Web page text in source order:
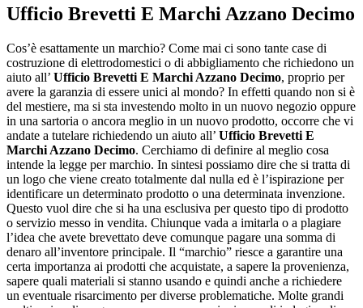
Ufficio Brevetti E Marchi Azzano Decimo
Cos’è esattamente un marchio? Come mai ci sono tante case di
costruzione di elettrodomestici o di abbigliamento che richiedono un
aiuto all’ Ufficio Brevetti E Marchi Azzano Decimo, proprio per
avere la garanzia di essere unici al mondo? In effetti quando non si è
del mestiere, ma si sta investendo molto in un nuovo negozio oppure
in una sartoria o ancora meglio in un nuovo prodotto, occorre che vi
andate a tutelare richiedendo un aiuto all’ Ufficio Brevetti E
Marchi Azzano Decimo. Cerchiamo di definire al meglio cosa
intende la legge per marchio. In sintesi possiamo dire che si tratta di
un logo che viene creato totalmente dal nulla ed è l’ispirazione per
identificare un determinato prodotto o una determinata invenzione.
Questo vuol dire che si ha una esclusiva per questo tipo di prodotto
o servizio messo in vendita. Chiunque vada a imitarla o a plagiare
l’idea che avete brevettato deve comunque pagare una somma di
denaro all’inventore principale. Il “marchio” riesce a garantire una
certa importanza ai prodotti che acquistate, a sapere la provenienza,
sapere quali materiali si stanno usando e quindi anche a richiedere
un eventuale risarcimento per diverse problematiche. Molte grandi